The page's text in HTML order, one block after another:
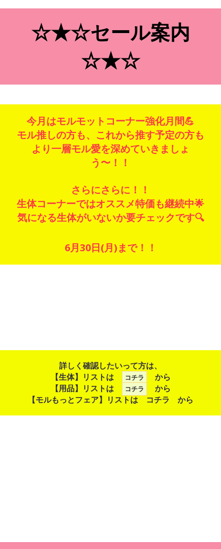
☆★☆セール案内
☆★☆
今月はモルモットコーナー強化月間💪
モル推しの方も、これから推す予定の方も
より一層モル愛を深めていきましょ
う〜！！
さらにさらに！！
生体コーナーではオススメ特価も継続中🌟
気になる生体がいないか要チェックです🔍
6月30日(月)まで！！
詳しく確認したいって方は、
【生体】リストは
コチラ
から
【用品】リストは
コチラ
から
【モルもっとフェア】リストは コチラ から